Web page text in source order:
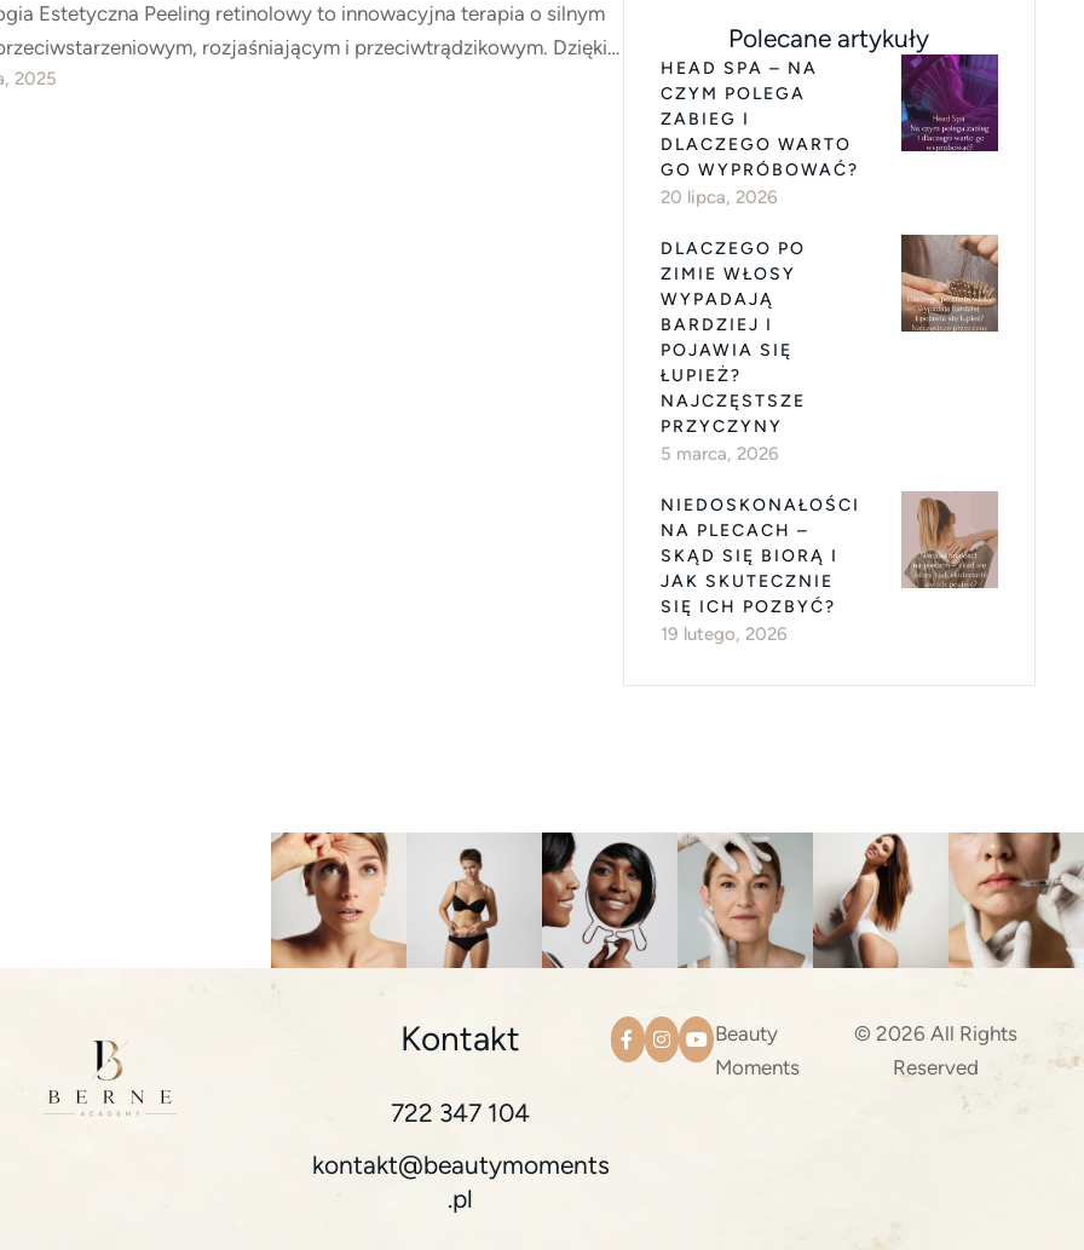
Estetyczna Peeling retinolowy to innowacyjna terapia o silnym
rozjaśniającym i przeciwtrądzikowym. Dzięki
retinolu, …
2025
Polecane artykuły
HEAD SPA – NA
CZYM POLEGA
ZABIEG I
DLACZEGO WARTO
GO WYPRÓBOWAĆ?
20 lipca, 2026
DLACZEGO PO
ZIMIE WŁOSY
WYPADAJĄ
BARDZIEJ I
POJAWIA SIĘ
ŁUPIEŻ?
NAJCZĘSTSZE
PRZYCZYNY
5 marca, 2026
NIEDOSKONAŁOŚCI
NA PLECACH –
SKĄD SIĘ BIORĄ I
JAK SKUTECZNIE
SIĘ ICH POZBYĆ?
19 lutego, 2026
Kontakt
722 347 104
kontakt@beautymoments
.pl
Beauty
Moments
© 2026 All Rights
Reserved